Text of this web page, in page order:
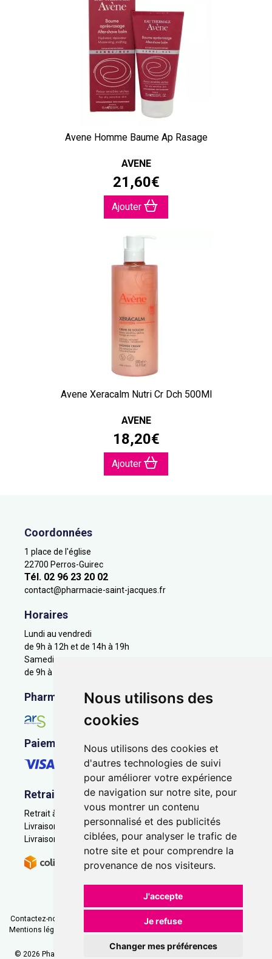
Nous utilisons des
cookies
Nous utilisons des cookies et
d'autres technologies de suivi
pour améliorer votre expérience
de navigation sur notre site, pour
vous montrer un contenu
personnalisé et des publicités
ciblées, pour analyser le trafic de
notre site et pour comprendre la
provenance de nos visiteurs.
J'accepte
Je refuse
Changer mes préférences
Avene Homme Baume Ap Rasage
AVENE
21 ,60€
Ajouter
Avene Xeracalm Nutri Cr Dch 500Ml
AVENE
18,20€
Ajouter
Coordonnées
1 place de l'église
22700 Perros-Guirec
Tél. 02 96 23 20 02
contact@pharmacie-saint-jacques.fr
Horaires
Lundi au vendredi
de 9h à 12h et de 14h à 19h
Samedi
de 9h à 12h
Pharmacie en ligne agréée
Paiement sécurisé
Retrait - Livraison
Retrait à la pharmacie - Click & Collect
Livraison en Point Relais
Livraison à domicile
Contactez-nous | Déclarer un effet indésirable
Mentions légales
Cookies
Préférences Cookies
© 2026 Pharmacie Saint-Jacques